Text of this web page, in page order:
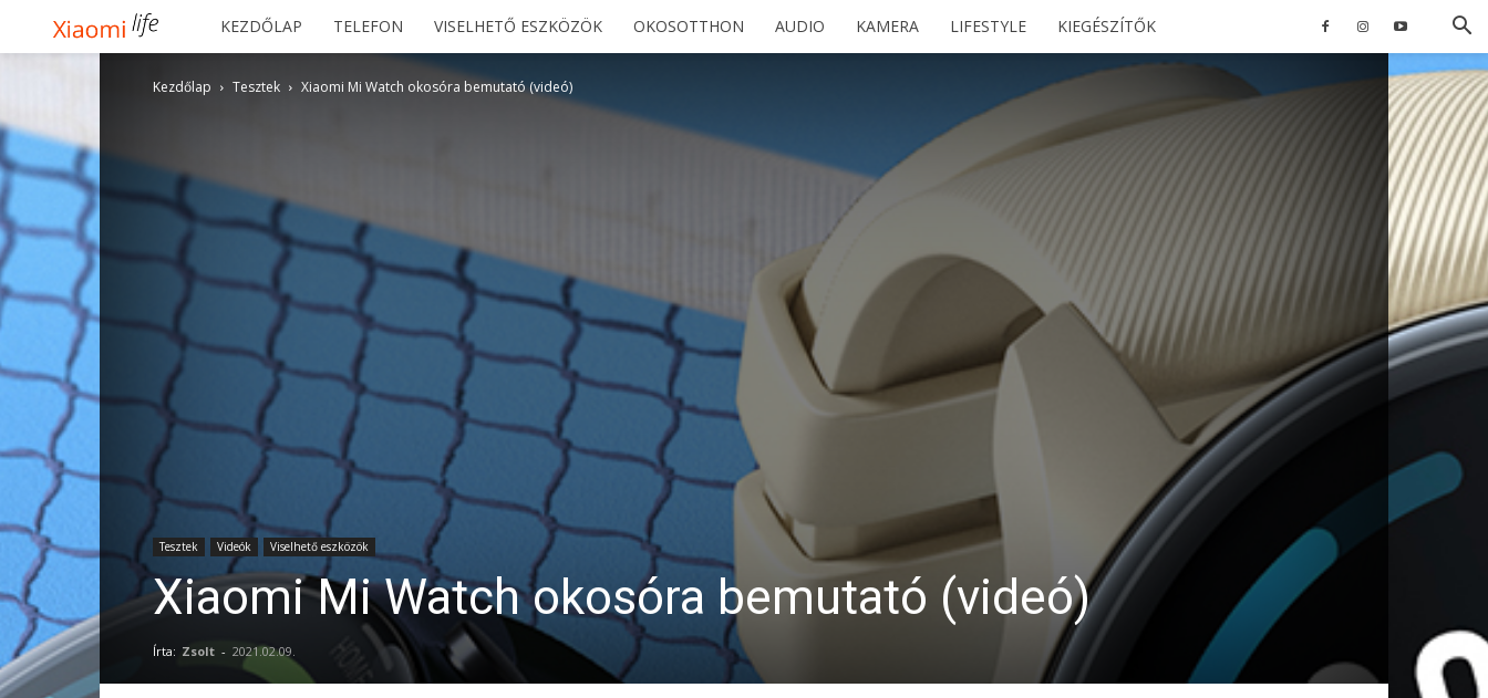
Xiaomilife
KEZDŐLAP TELEFON VISELHETŐ ESZKÖZÖK OKOSOTTHON AUDIO KAMERA LIFESTYLE KIEGÉSZÍTŐK
Kezdőlap Tesztek Xiaomi Mi Watch okosóra bemutató (videó)
Tesztek Videók Viselhető eszközök
Xiaomi Mi Watch okosóra bemutató (videó)
Írta: Zsolt - 2021.02.09.